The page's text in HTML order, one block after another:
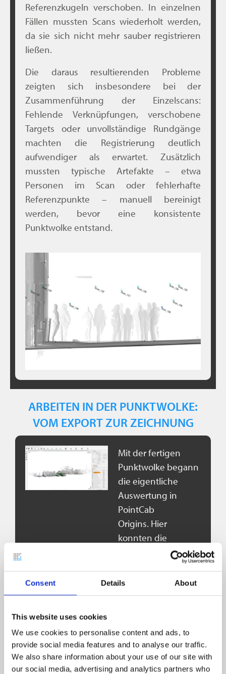
Consent Details About
This website uses cookies
We use cookies to personalise content and ads, to
provide social media features and to analyse our traffic.
We also share information about your use of our site with
our social media, advertising and analytics partners who
Referenzkugeln verschoben. In einzelnen
Fällen mussten Scans wiederholt werden,
da sie sich nicht mehr sauber registrieren
ließen.
Die daraus resultierenden Probleme
zeigten sich insbesondere bei der
Zusammenführung der Einzelscans:
Fehlende Verknüpfungen, verschobene
Targets oder unvollständige Rundgänge
machten die Registrierung deutlich
aufwendiger als erwartet. Zusätzlich
mussten typische Artefakte – etwa
Personen im Scan oder fehlerhafte
Referenzpunkte – manuell bereinigt
werden, bevor eine konsistente
Punktwolke entstand.
ARBEITEN IN DER PUNKTWOLKE:
VOM EXPORT ZUR ZEICHNUNG
Mit der fertigen
Punktwolke begann
die eigentliche
Auswertung in
PointCab
Origins. Hier
konnten die
Studierenden
erstmals direkt im
digitalen Bestand
arbeiten: messen,
Besonders hilfreich
war die Möglichkeit,
jederzeit auf die